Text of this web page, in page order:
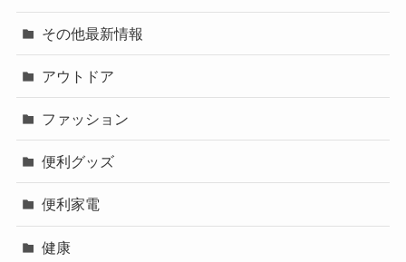
その他最新情報
アウトドア
ファッション
便利グッズ
便利家電
健康